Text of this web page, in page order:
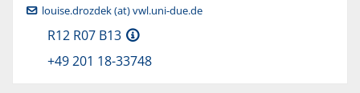
louise.drozdek (at) vwl.uni-due.de
R12 R07 B13
+49 201 18-33748